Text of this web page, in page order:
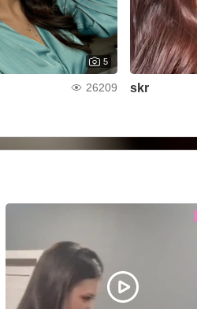
5
26209 skr